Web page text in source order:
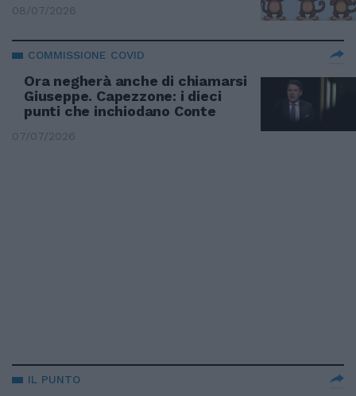
08/07/2026
COMMISSIONE COVID
Ora negherà anche di chiamarsi
Giuseppe. Capezzone: i dieci
punti che inchiodano Conte
07/07/2026
IL PUNTO